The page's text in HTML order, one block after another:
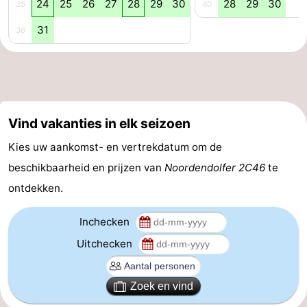
van
Veere
-
Oranjezon
Oostkapelle
-
Natuur
Mantelingen
-
Westkapelle
bos
Vlissingen
35 24 25 26 27 28 29 30
36 31
40 28 29 30
Vind vakanties in elk seizoen
Kies uw aankomst- en vertrekdatum om de
beschikbaarheid en prijzen van Noordendolfer 2C46 te
ontdekken.
Inchecken
Uitchecken
Zoek en vind